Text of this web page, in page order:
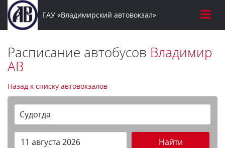
ГАУ «Владимирский автовокзал»
Расписание автобусов Владимир
АВ
Назад к списку автовокзалов
Судогда
Найти